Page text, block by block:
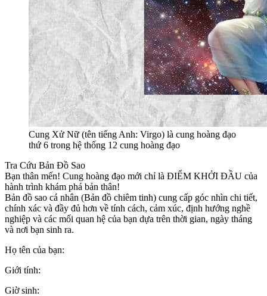
Cung Xử Nữ (tên tiếng Anh: Virgo) là cung hoàng đạo
thứ 6 trong hệ thống 12 cung hoàng đạo
Tra Cứu Bản Đồ Sao
Bạn thân mến! Cung hoàng đạo mới chỉ là ĐIỂM KHỞI ĐẦU của
hành trình khám phá bản thân!
Bản đồ sao cá nhân (Bản đồ chiêm tinh) cung cấp góc nhìn chi tiết,
chính xác và đầy đủ hơn về tính cách, cảm xúc, định hướng nghề
nghiệp và các mối quan hệ của bạn dựa trên thời gian, ngày tháng
và nơi bạn sinh ra.
Họ tên của bạn:
Giới tính:
Giờ sinh: